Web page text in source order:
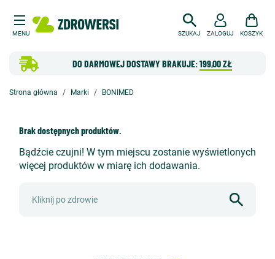
MENU SZUKAJ
DO DARMOWEJ DOSTAWY BRAKUJE:199,00 ZŁ
ZALOGUJ KOSZYK
Strona główna Marki BONIMED
Brak dostępnych produktów.
Bądźcie czujni! W tym miejscu zostanie wyświetlonych
więcej produktów w miarę ich dodawania.